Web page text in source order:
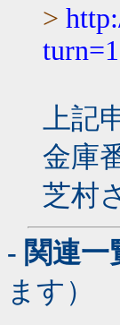
>
上
金庫
芝村
- 関連一
ます）